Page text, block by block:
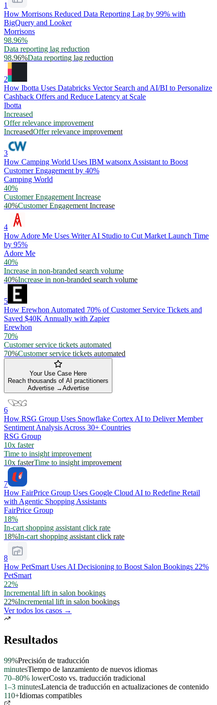
1
How Morrisons Reduced Data Reporting Lag by 99% with
BigQuery and Looker
Morrisons
98.96%
Data reporting lag reduction
98.96%Data reporting lag reduction
2
How Ibotta Uses Databricks Vector Search and AI/BI to Personalize
Cashback Offers and Reduce Latency at Scale
Ibotta
Increased
Offer relevance improvement
IncreasedOffer relevance improvement
3
How Camping World Uses IBM watsonx Assistant to Boost
Customer Engagement by 40%
Camping World
40%
Customer Engagement Increase
40%Customer Engagement Increase
4
How Adore Me Uses Writer AI Studio to Cut Market Launch Time
by 95%
Adore Me
40%
Increase in non-branded search volume
40%Increase in non-branded search volume
5
How Erewhon Automated 70% of Customer Service Tickets and
Saved $40K Annually with Zapier
Erewhon
70%
Customer service tickets automated
70%Customer service tickets automated
Your Use Case Here
Reach thousands of AI practitioners
Advertise →Advertise
6
How RSG Group Uses Snowflake Cortex AI to Deliver Member
Sentiment Analysis Across 30+ Countries
RSG Group
10x faster
Time to insight improvement
10x fasterTime to insight improvement
7
How FairPrice Group Uses Google Cloud AI to Redefine Retail
with Agentic Shopping Assistants
FairPrice Group
18%
In-cart shopping assistant click rate
18%In-cart shopping assistant click rate
8
How PetSmart Uses AI Decisioning to Boost Salon Bookings 22%
PetSmart
22%
Incremental lift in salon bookings
22%Incremental lift in salon bookings
Ver todos los casos →
Resultados
99%Precisión de traducción
minutesTiempo de lanzamiento de nuevos idiomas
70–80% lowerCosto vs. traducción tradicional
1–3 minutesLatencia de traducción en actualizaciones de contenido
110+Idiomas compatibles